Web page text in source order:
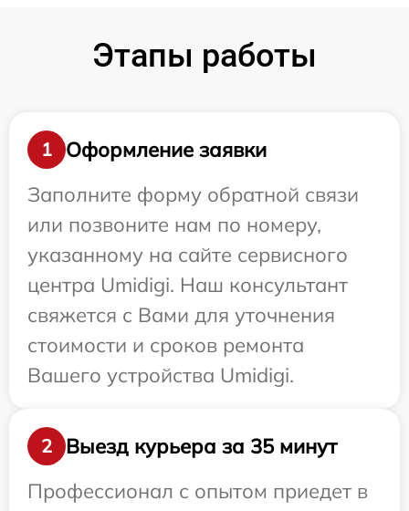
Этапы работы
1
Оформление заявки
Заполните форму обратной связи
или позвоните нам по номеру,
указанному на сайте сервисного
центра Umidigi. Наш консультант
свяжется с Вами для уточнения
стоимости и сроков ремонта
Вашего устройства Umidigi.
2
Выезд курьера за 35 минут
Профессионал с опытом приедет в